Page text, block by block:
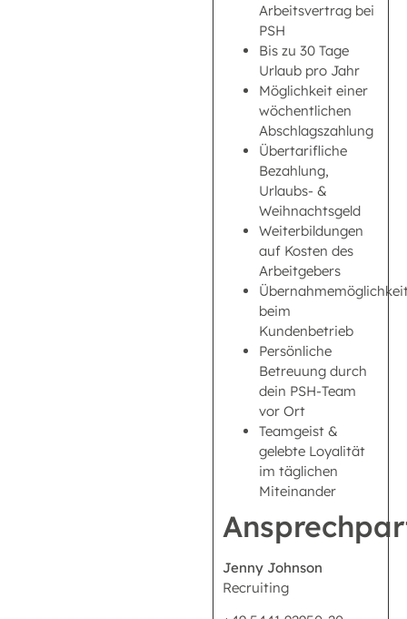
Arbeitsvertrag bei
PSH
Bis zu 30 Tage
Urlaub pro Jahr
Möglichkeit einer
wöchentlichen
Abschlagszahlung
Übertarifliche
Bezahlung,
Urlaubs- &
Weihnachtsgeld
Weiterbildungen
auf Kosten des
Arbeitgebers
beim
Kundenbetrieb
Persönliche
Betreuung durch
dein PSH-Team
vor Ort
Teamgeist &
gelebte Loyalität
im täglichen
Miteinander
Jenny Johnson
Recruiting